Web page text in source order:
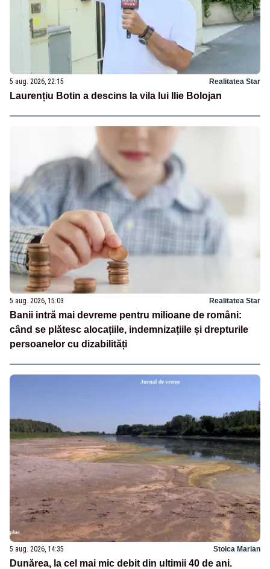
5 aug. 2026, 22:15 Realitatea Star
Laurențiu Botin a descins la vila lui Ilie Bolojan
5 aug. 2026, 15:03 Realitatea Star
Banii intră mai devreme pentru milioane de români:
când se plătesc alocațiile, indemnizațiile și drepturile
persoanelor cu dizabilități
5 aug. 2026, 14:35 Stoica Marian
Dunărea, la cel mai mic debit din ultimii 40 de ani.